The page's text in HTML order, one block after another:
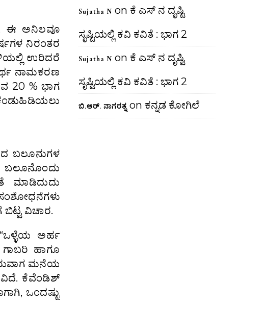
ಈ ಅನಿಲವೂ
ನಿರಂತರ
ಉರಿದರೆ
ನಾಮಕರಣ
20 % ಭಾಗ
ಬಲೂನುಗಳ
ಬಲೂನೊಂದು
ಮಾಡಿದುದು
ಬಿಟ್ಟ ವಿಚಾರ.
ಅರ್ಹ
ಹಾಗೂ
ಮನೆಯ
ಕೆವೆಂಡಿಶ್
ಒಂದಷ್ಟು
Sujatha N on ಕೆ ಎಸ್ ನ ದೃಷ್ಟಿ
ಸೃಷ್ಟಿಯಲ್ಲಿ ಕವಿ ಕವಿತೆ : ಭಾಗ 2
Sujatha N on ಕೆ ಎಸ್ ನ ದೃಷ್ಟಿ
ಸೃಷ್ಟಿಯಲ್ಲಿ ಕವಿ ಕವಿತೆ : ಭಾಗ 2
ಬಿ.ಆರ್. ನಾಗರತ್ನ on ಕನ್ನಡ ಕೋಗಿಲೆ